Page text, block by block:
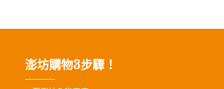
澎坊購物3步驟！